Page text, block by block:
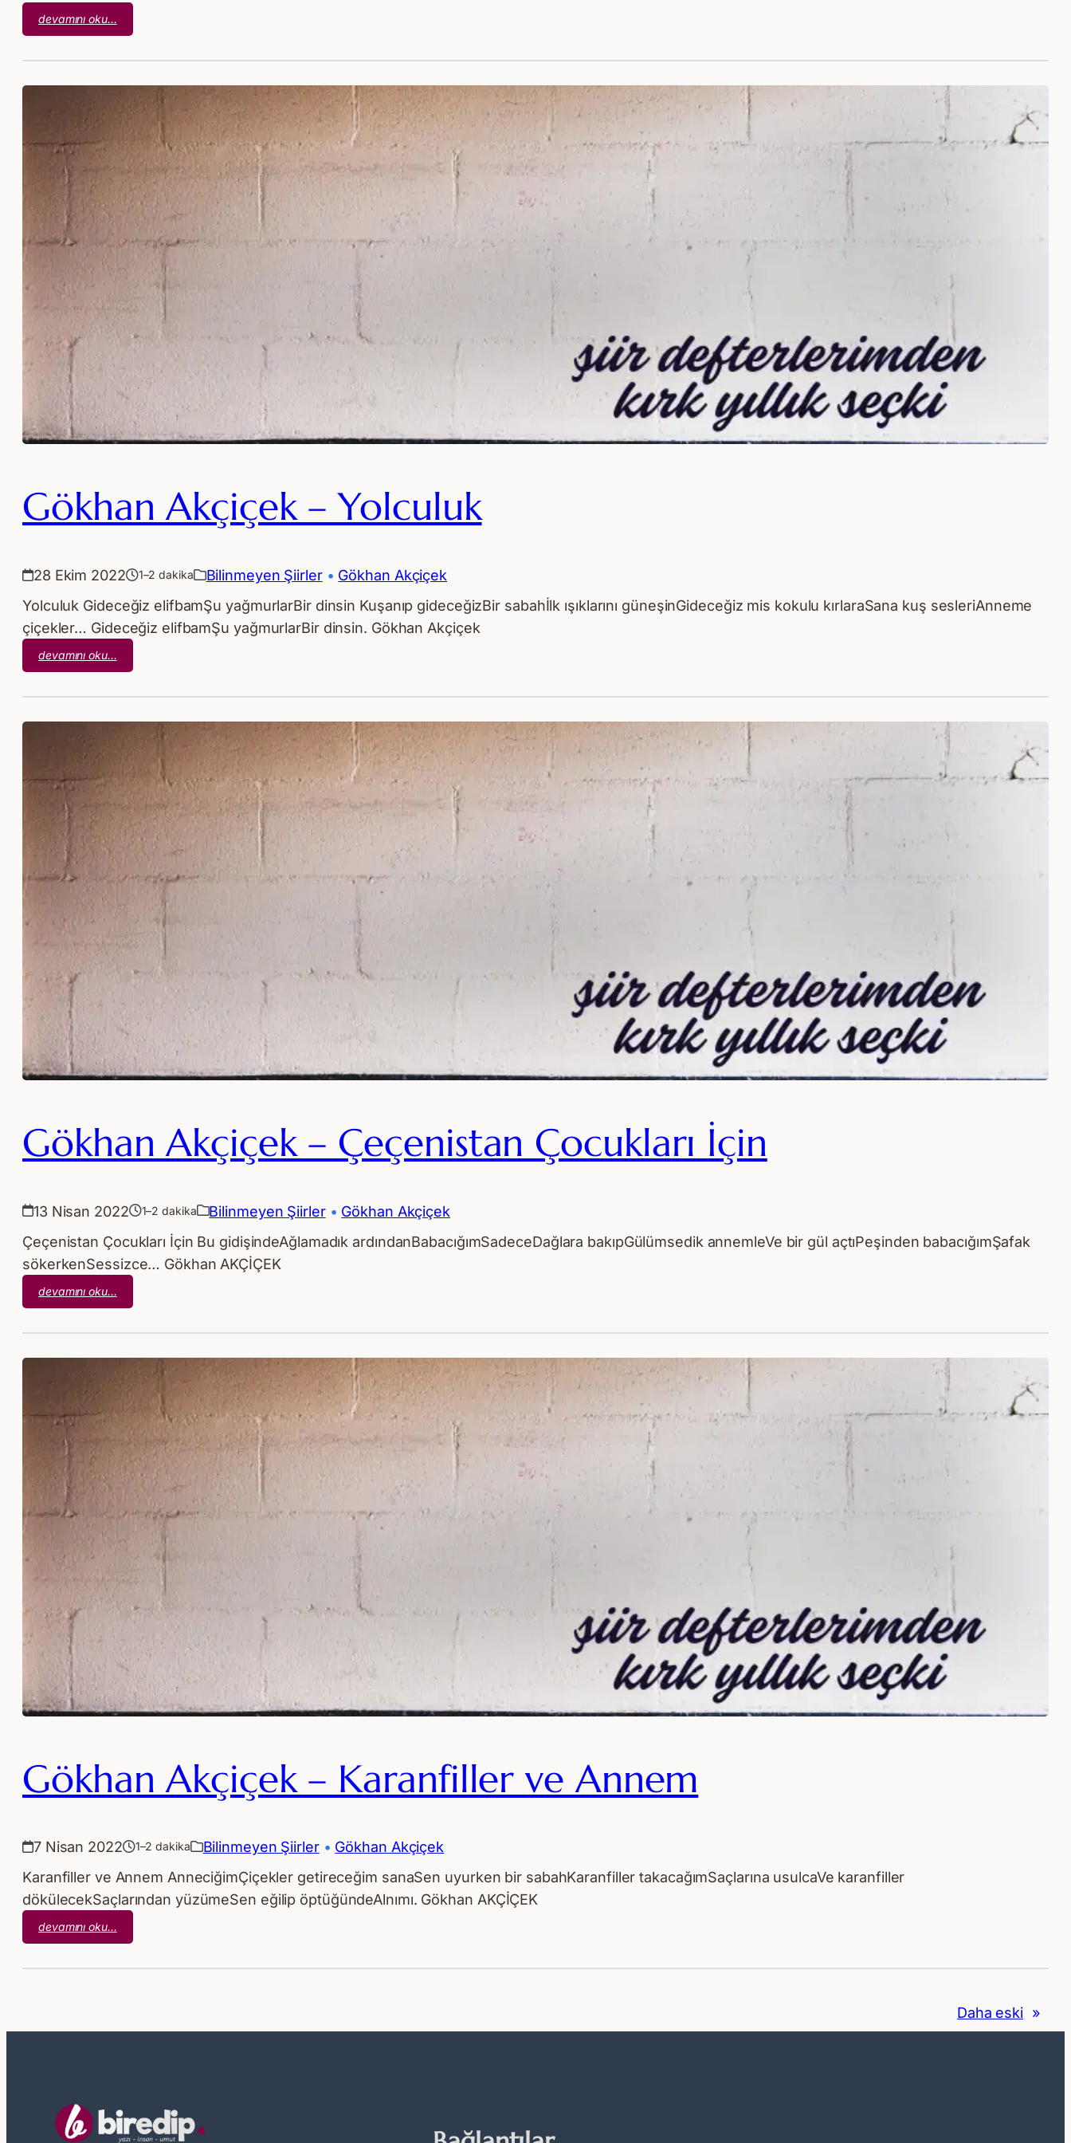
devamını oku…:
Gökhan
Dua
Gökhan Akçiçek – Yolculuk
28 Ekim 2022 1–2 dakika Bilinmeyen Şiirler • Gökhan Akçiçek
Yolculuk Gideceğiz elifbamŞu yağmurlarBir dinsin Kuşanıp gideceğizBir sabahİlk ışıklarını güneşinGideceğiz mis kokulu kırlaraSana kuş sesleriAnneme
çiçekler… Gideceğiz elifbamŞu yağmurlarBir dinsin. Gökhan Akçiçek
devamını oku…
Gökhan
Yolculuk
Gökhan Akçiçek – Çeçenistan Çocukları İçin
13 Nisan 2022 1–2 dakika Bilinmeyen Şiirler • Gökhan Akçiçek
Çeçenistan Çocukları İçin Bu gidişindeAğlamadık ardındanBabacığımSadeceDağlara bakıpGülümsedik annemleVe bir gül açtıPeşinden babacığımŞafak
sökerkenSessizce… Gökhan AKÇİÇEK
devamını oku…
Gökhan
Çeçenistan
Çocukları
İçin
Gökhan Akçiçek – Karanfiller ve Annem
7 Nisan 2022 1–2 dakika Bilinmeyen Şiirler • Gökhan Akçiçek
Karanfiller ve Annem AnneciğimÇiçekler getireceğim sanaSen uyurken bir sabahKaranfiller takacağımSaçlarına usulcaVe karanfiller
dökülecekSaçlarından yüzümeSen eğilip öptüğündeAlnımı. Gökhan AKÇİÇEK
devamını oku…
Gökhan
Annem
Daha eski »